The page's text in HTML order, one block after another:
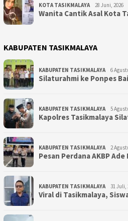
KOTA TASIKMALAYA 28 Juni, 2026
Wanita Cantik Asal Kota
KABUPATEN TASIKMALAYA
KABUPATEN TASIKMALAYA 6
Silaturahmi ke Ponpes
KABUPATEN TASIKMALAYA 5
Kapolres Tasikmalaya
KABUPATEN TASIKMALAYA 2
Pesan Perdana AKBP
KABUPATEN TASIKMALAYA 31 Juli,
Viral di Tasikmalaya,